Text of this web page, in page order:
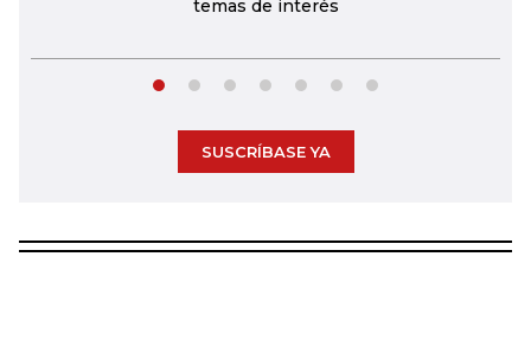
temas de interés
SUSCRÍBASE YA